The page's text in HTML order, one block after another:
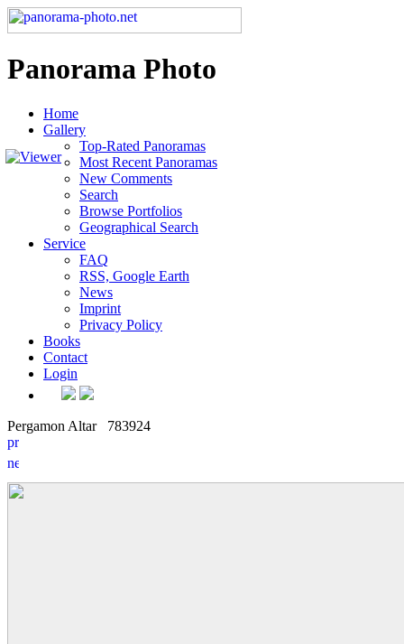
Panorama Photo
Home
Gallery
Top-Rated Panoramas
Most Recent Panoramas
New Comments
Search
Browse Portfolios
Geographical Search
Service
FAQ
RSS, Google Earth
News
Imprint
Privacy Policy
Books
Contact
Login
Pergamon Altar 783924